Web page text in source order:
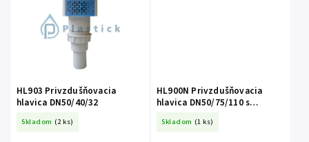
HL903 Privzdušňovacia
hlavica DN50/40/32
Skladom (2 ks)
HL900N Privzdušňovacia
hlavica DN50/75/110 s
Skladom (1 ks)